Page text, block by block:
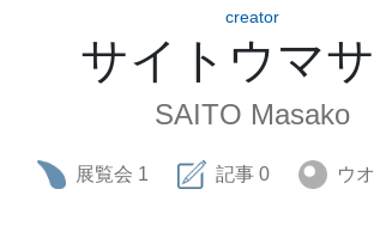
creator
サイトウマ
SAITO Masako
展覧会 1 記事 0 ウ